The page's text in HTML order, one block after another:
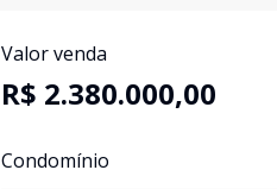
Valor venda
R$ 2.380.000,00
Condomínio